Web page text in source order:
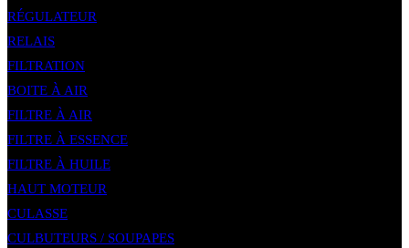
RÉGULATEUR
RELAIS
FILTRATION
BOITE À AIR
FILTRE À AIR
FILTRE À ESSENCE
FILTRE À HUILE
HAUT MOTEUR
CULASSE
CULBUTEURS / SOUPAPES